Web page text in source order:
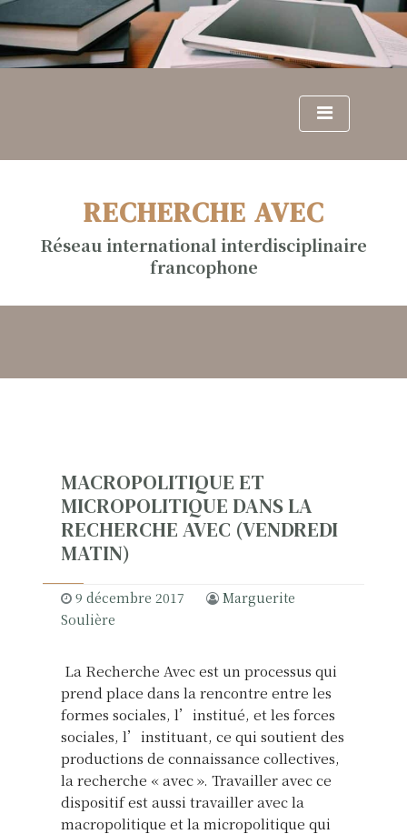
S
k
i
o
RECHERCHE AVEC
Réseau international interdisciplinaire
francophone
MACROPOLITIQUE ET
MICROPOLITIQUE DANS LA
RECHERCHE AVEC (VENDREDI
MATIN)
9 décembre 2017
Marguerite
Soulière
La Recherche Avec est un processus qui
prend place dans la rencontre entre les
formes sociales, l’institué, et les forces
sociales, l’instituant, ce qui soutient des
productions de connaissance collectives,
la recherche « avec ». Travailler avec ce
dispositif est aussi travailler avec la
macropolitique et la micropolitique qui